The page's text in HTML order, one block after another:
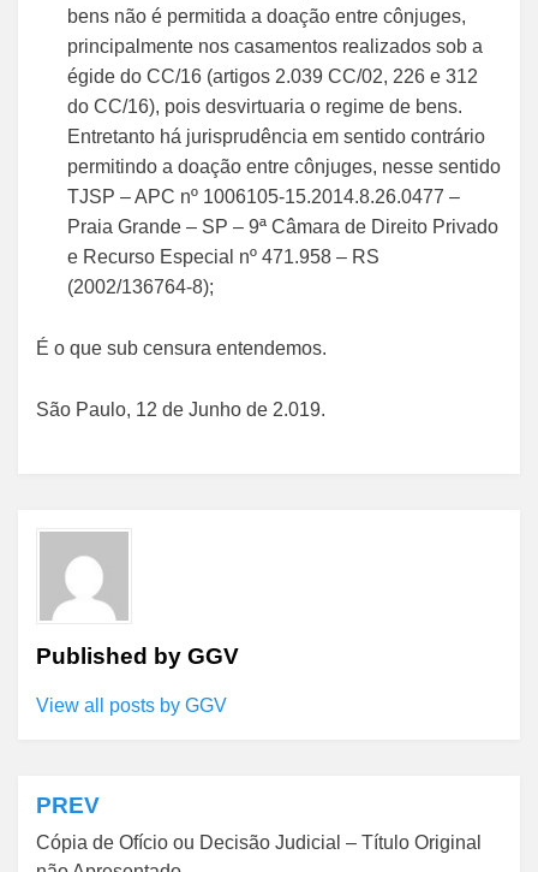
bens não é permitida a doação entre cônjuges,
principalmente nos casamentos realizados sob a
égide do CC/16 (artigos 2.039 CC/02, 226 e 312
do CC/16), pois desvirtuaria o regime de bens.
Entretanto há jurisprudência em sentido contrário
permitindo a doação entre cônjuges, nesse sentido
TJSP – APC nº 1006105-15.2014.8.26.0477 –
Praia Grande – SP – 9ª Câmara de Direito Privado
e Recurso Especial nº 471.958 – RS
(2002/136764-8);
É o que sub censura entendemos.
São Paulo, 12 de Junho de 2.019.
Published by GGV
View all posts by GGV
Navegação
de
PREV
Cópia de Ofício ou Decisão Judicial – Título Original